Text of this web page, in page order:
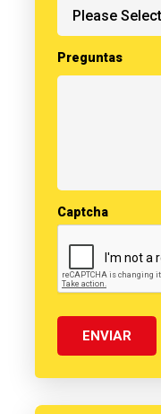
Preguntas
Captcha